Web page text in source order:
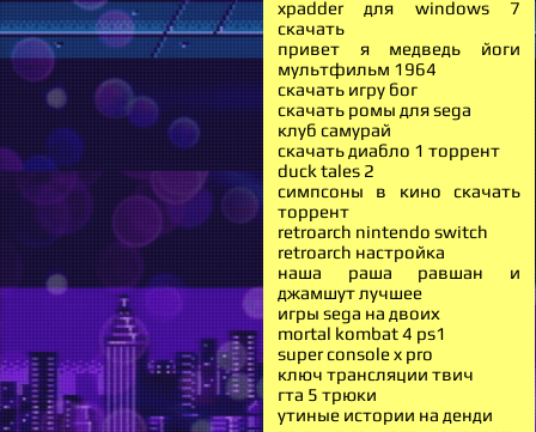
xpadder для windows 7
скачать
привет я медведь йоги
мультфильм 1964
скачать игру бог
скачать ромы для sega
клуб самурай
скачать диабло 1 торрент
duck tales 2
симпсоны в кино скачать
торрент
retroarch nintendo switch
retroarch настройка
наша раша равшан и
джамшут лучшее
игры sega на двоих
mortal kombat 4 ps1
super console x pro
ключ трансляции твич
гта 5 трюки
утиные истории на денди